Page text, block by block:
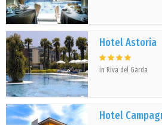
Hotel Astoria
in Riva del Garda
Hotel